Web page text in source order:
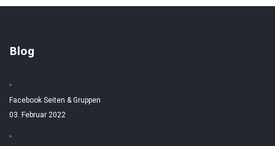
Blog
Facebook Seiten & Gruppen
03. Februar 2022